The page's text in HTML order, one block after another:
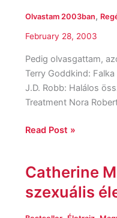
Olvastam 2003ban,
February 28, 2003
Pedig olvasgattam,
Terry Goddkind:
J.D. Robb: Halálos
Treatment Nora
mostanában
Read Post »
Catherine
szexuális
Catherine
Catherine